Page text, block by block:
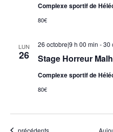
Complexe sportif de
80€
LUN
26 Stage Horreur
26 octobre|9 h 00 min -30
Complexe sportif de
80€
Évènements
précédents